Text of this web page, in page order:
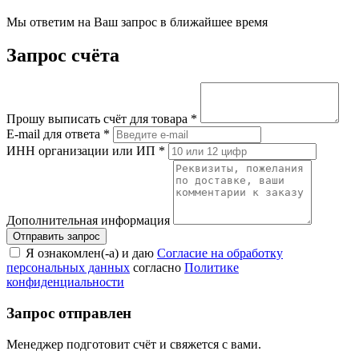
Мы ответим на Ваш запрос в ближайшее время
Запрос счёта
Прошу выписать счёт для товара *
E-mail для ответа *
ИНН организации или ИП *
Дополнительная информация
Я ознакомлен(-а) и даю Согласие на обработку
персональных данных согласно Политике
конфиденциальности
Запрос отправлен
Менеджер подготовит счёт и свяжется с вами.